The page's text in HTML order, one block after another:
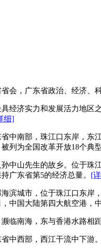
会，广东省政治、经济、
经济实力和发展活力地区
细]
中南部，珠江口东岸，东
列为全国改革开放18个典
中山先生的故乡。位于珠
广东省第5的经济总量。 [
滨城市，位于珠江口东岸
中国大陆第四大航空港，
临南海，东与香港水路相
中西部，西江干流中下游